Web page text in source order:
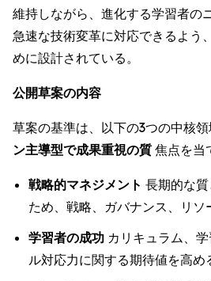
維持しながら、進化する学習者の
急速な技術変革に対応できるよう
めに設計されている。
公開草案の内容
草案の基準は、以下の3つの中核領
ン主導型で成果重視の質 焦点を当
戦略的マネジメント 長期的な
ため、戦略、ガバナンス、リソ
学習者の成功 カリキュラム、
ル対応力に関する期待値を高め